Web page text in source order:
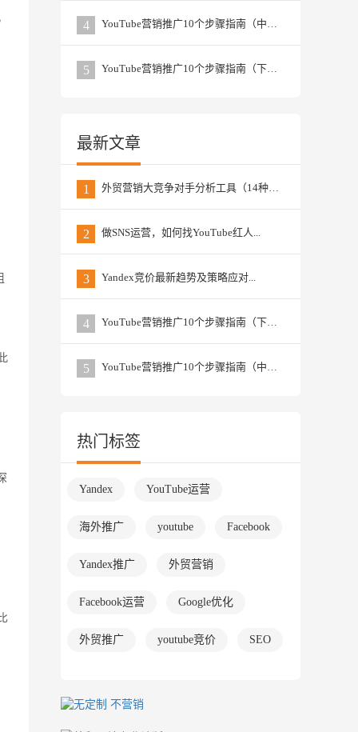
4 YouTube营销推广10个步骤指南（中篇）...
5 YouTube营销推广10个步骤指南（下篇） ...
最新文章
1 外贸营销大竞争对手分析工具（14种）...
2 做SNS运营，如何找YouTube红人...
3 Yandex竞价最新趋势及策略应对...
4 YouTube营销推广10个步骤指南（下篇） ...
5 YouTube营销推广10个步骤指南（中篇）...
热门标签
Yandex YouTube运营
海外推广 youtube Facebook
Yandex推广 外贸营销
Facebook运营 Google优化
外贸推广 youtube竞价 SEO